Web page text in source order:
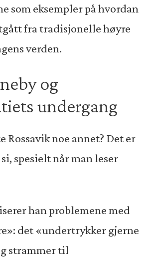
som eksempler på hvordan
fra tradisjonelle høyre
verden.
og
undergang
Rossavik noe annet? Det er
spesielt når man leser
han problemene med
det «undertrykker gjerne
strammer til